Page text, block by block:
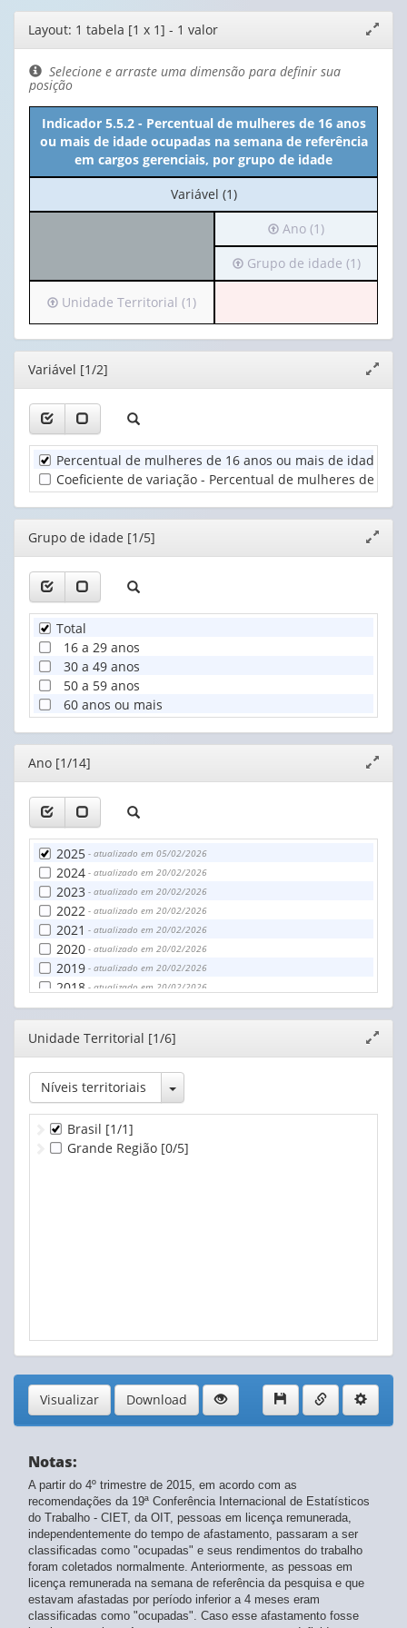
Editor
de
layout
janela
Layout: 1 tabela [1 x 1] - 1 valor
Selecione e arraste uma dimensão para definir sua
posição
Indicador 5.5.2 - Percentual de mulheres de 16 anos
ou mais de idade ocupadas na semana de referência
em cargos gerenciais, por grupo de idade
No
cabeçalho:
Variável (1)
Irá
para
o
cabeçalho
1
valor):
Ano
Ano (1)
Irá
para
(possui
apenas
valor):
de
idade
(1)
Grupo de idade (1)
Irá
para
o
cabeçalho
(possui
apenas
1
valor):
Unidade
Territorial
Unidade Territorial (1)
Editor
janela
Variável [1/2]
Percentual de mulheres de 16 anos ou mais de idade
Coeficiente de variação - Percentual de mulheres de 16
Editor
janela
Grupo de idade [1/5]
Total
16 a 29 anos
30 a 49 anos
50 a 59 anos
60 anos ou mais
Editor
janela
Ano [1/14]
2025 - atualizado em 05/02/2026
2024 - atualizado em 20/02/2026
2023 - atualizado em 20/02/2026
2022 - atualizado em 20/02/2026
2021 - atualizado em 20/02/2026
2020 - atualizado em 20/02/2026
2019 - atualizado em 20/02/2026
2018 - atualizado em 20/02/2026
2017- atualizado em 20/02/2026
2016
2015 - atualizado em 20/02/2026
2014
2013- atualizado em 20/02/2026
2012- atualizado em 20/02/2026
Editor
janela
Unidade Territorial [1/6]
Níveis territoriais Toggle Dropdown
Brasil [1/1]
Grande Região [0/5]
Visualizar Download
Notas:
A partir do 4º trimestre de 2015, em acordo com as
recomendações da 19ª Conferência Internacional de Estatísticos
do Trabalho - CIET, da OIT, pessoas em licença remunerada,
independentemente do tempo de afastamento, passaram a ser
classificadas como "ocupadas" e seus rendimentos do trabalho
foram coletados normalmente. Anteriormente, as pessoas em
licença remunerada na semana de referência da pesquisa e que
estavam afastadas por período inferior a 4 meses eram
classificadas como "ocupadas". Caso esse afastamento fosse